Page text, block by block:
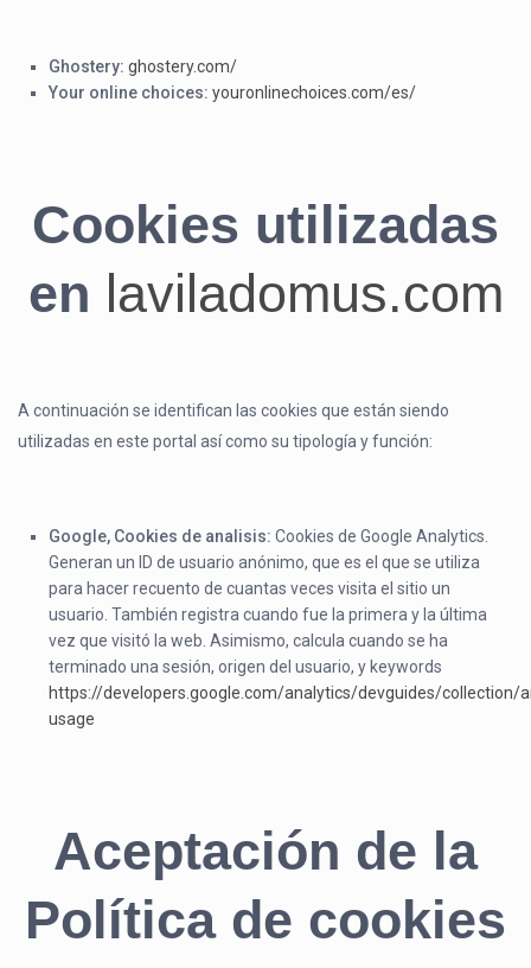
Ghostery: ghostery.com/
Your online choices: youronlinechoices.com/es/
Cookies utilizadas
en laviladomus.com
A continuación se identifican las cookies que están siendo
utilizadas en este portal así como su tipología y función:
Google, Cookies de analisis: Cookies de Google Analytics.
Generan un ID de usuario anónimo, que es el que se utiliza
para hacer recuento de cuantas veces visita el sitio un
usuario. También registra cuando fue la primera y la última
vez que visitó la web. Asimismo, calcula cuando se ha
terminado una sesión, origen del usuario, y keywords
https://developers.google.com/analytics/devguides/collection/
usage
Aceptación de la
Política de cookies